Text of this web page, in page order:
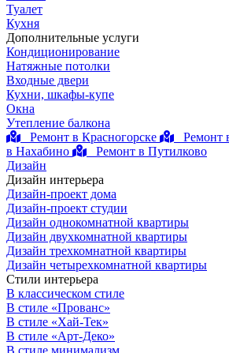
Туалет
Кухня
Дополнительные услуги
Кондиционирование
Натяжные потолки
Входные двери
Кухни, шкафы-купе
Окна
Утепление балкона
Ремонт в Красногорске
Ремонт
в Нахабино
Ремонт в Путилково
Дизайн
Дизайн интерьера
Дизайн-проект дома
Дизайн-проект студии
Дизайн однокомнатной квартиры
Дизайн двухкомнатной квартиры
Дизайн трехкомнатной квартиры
Дизайн четырехкомнатной квартиры
Стили интерьера
В классическом стиле
В стиле «Прованс»
В стиле «Хай-Тек»
В стиле «Арт-Деко»